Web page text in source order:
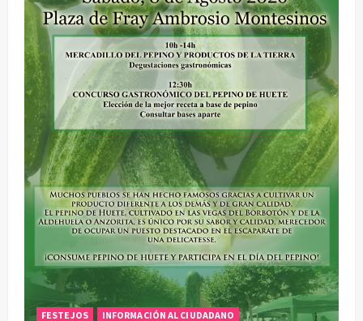
FESTEJOS INFORMACIÓN AL CIUDADANO